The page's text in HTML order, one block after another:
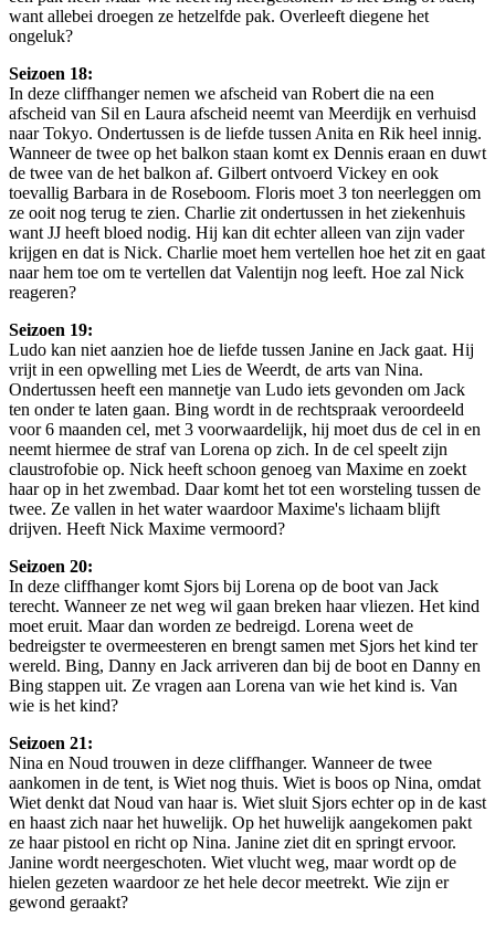
want allebei droegen ze hetzelfde pak. Overleeft diegene het
ongeluk?
Seizoen 18:
In deze cliffhanger nemen we afscheid van Robert die na een
afscheid van Sil en Laura afscheid neemt van Meerdijk en verhuisd
naar Tokyo. Ondertussen is de liefde tussen Anita en Rik heel innig.
Wanneer de twee op het balkon staan komt ex Dennis eraan en duwt
de twee van de het balkon af. Gilbert ontvoerd Vickey en ook
toevallig Barbara in de Roseboom. Floris moet 3 ton neerleggen om
ze ooit nog terug te zien. Charlie zit ondertussen in het ziekenhuis
want JJ heeft bloed nodig. Hij kan dit echter alleen van zijn vader
krijgen en dat is Nick. Charlie moet hem vertellen hoe het zit en gaat
naar hem toe om te vertellen dat Valentijn nog leeft. Hoe zal Nick
reageren?
Seizoen 19:
Ludo kan niet aanzien hoe de liefde tussen Janine en Jack gaat. Hij
vrijt in een opwelling met Lies de Weerdt, de arts van Nina.
Ondertussen heeft een mannetje van Ludo iets gevonden om Jack
ten onder te laten gaan. Bing wordt in de rechtspraak veroordeeld
voor 6 maanden cel, met 3 voorwaardelijk, hij moet dus de cel in en
neemt hiermee de straf van Lorena op zich. In de cel speelt zijn
claustrofobie op. Nick heeft schoon genoeg van Maxime en zoekt
haar op in het zwembad. Daar komt het tot een worsteling tussen de
twee. Ze vallen in het water waardoor Maxime's lichaam blijft
drijven. Heeft Nick Maxime vermoord?
Seizoen 20:
In deze cliffhanger komt Sjors bij Lorena op de boot van Jack
terecht. Wanneer ze net weg wil gaan breken haar vliezen. Het kind
moet eruit. Maar dan worden ze bedreigd. Lorena weet de
bedreigster te overmeesteren en brengt samen met Sjors het kind ter
wereld. Bing, Danny en Jack arriveren dan bij de boot en Danny en
Bing stappen uit. Ze vragen aan Lorena van wie het kind is. Van
wie is het kind?
Seizoen 21:
Nina en Noud trouwen in deze cliffhanger. Wanneer de twee
aankomen in de tent, is Wiet nog thuis. Wiet is boos op Nina, omdat
Wiet denkt dat Noud van haar is. Wiet sluit Sjors echter op in de kast
en haast zich naar het huwelijk. Op het huwelijk aangekomen pakt
ze haar pistool en richt op Nina. Janine ziet dit en springt ervoor.
Janine wordt neergeschoten. Wiet vlucht weg, maar wordt op de
hielen gezeten waardoor ze het hele decor meetrekt. Wie zijn er
gewond geraakt?